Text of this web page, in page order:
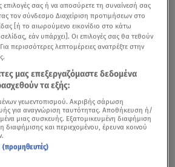
επιλογές σας ή να αποσύρετε τη συναίνεσή σας
τον σύνδεσμο Διαχείριση προτιμήσεων στο
[ή το αιωρούμενο εικονίδιο στο κάτω
εάν υπάρχει]. Οι επιλογές σας θα τεθούν
περισσότερες λεπτομέρειες ανατρέξτε στην
μας επεξεργαζόμαστε δεδομένα
τα εξής:
γεωεντοπισμού. Ακριβής σάρωση
για αναγνώριση ταυτότητας. Αποθήκευση ή/
μιας συσκευής. Εξατομικευμένη διαφήμιση
διαφήμισης και περιεχομένου, έρευνα κοινού